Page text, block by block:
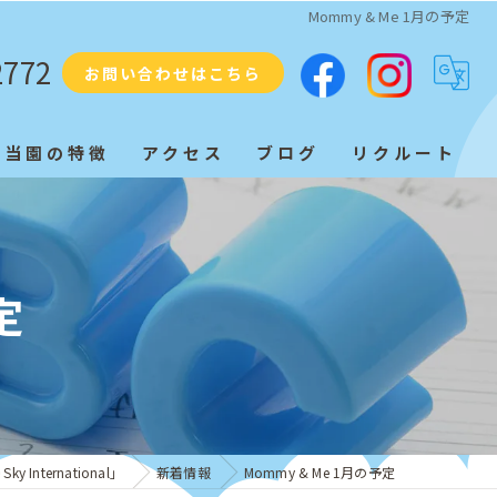
Mommy & Me 1月の予定
お問い合わせはこちら
当園の特徴
プリスクール
教育
子ども
発音
アクセス ブログ リクルート
International」 新着情報 Mommy & Me 1月の予定